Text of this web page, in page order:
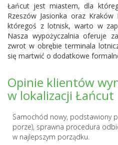
Łańcut jest miastem, dla
Rzeszów Jasionka oraz Kraków
któregoś z lotnisk, warto w
Nasza wypożyczalnia oferuje
zwrot w obrębie terminala
się martwić o dodatkowe
Opinie klientów
w lokalizacji Łańcut
Samochód nowy, podstawiony
porze), sprawna procedura
w najlepszym porządku.